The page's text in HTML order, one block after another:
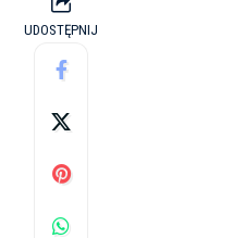
UDOSTĘPNIJ